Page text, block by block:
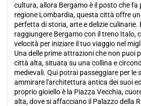
cultura, allora Bergamo è il posto che fa
regione Lombardia, questa città offre
perfetta di storia, arte e delizie culinarie.
raggiungere Bergamo con il treno Italo,
velocità per iniziare il tuo viaggio nel
Una delle prime attrazioni che non puoi
città alta, situata su una collina e
medievali. Qui potrai passeggiare per le
ammirare l'architettura antica dei suoi
proprio gioiello è la Piazza Vecchia,
alta, dove si affacciano il Palazzo della